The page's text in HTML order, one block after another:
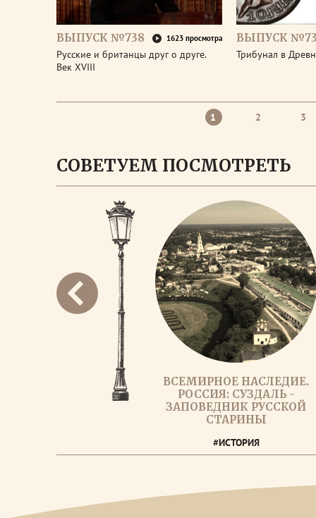
ВЫПУСК №738 1623 просмотра
Русские и британцы друг о друге.
Век XVIII
ВЫПУСК
Трибунал в
1 2 3
СОВЕТУЕМ ПОСМОТРЕТЬ
ВСЕМИРНОЕ НАСЛЕДИЕ.
РОССИЯ: СУЗДАЛЬ -
ЗАПОВЕДНИК РУССКОЙ
СТАРИНЫ
#ИСТОРИЯ